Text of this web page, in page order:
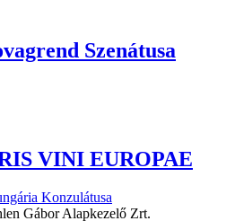
Szenátusa
VINI EUROPAE